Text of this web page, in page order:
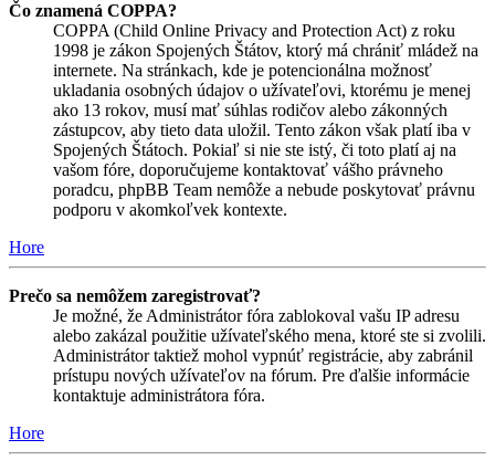
Čo znamená COPPA?
COPPA (Child Online Privacy and Protection Act) z roku
1998 je zákon Spojených Štátov, ktorý má chrániť mládež na
internete. Na stránkach, kde je potencionálna možnosť
ukladania osobných údajov o užívateľovi, ktorému je menej
ako 13 rokov, musí mať súhlas rodičov alebo zákonných
zástupcov, aby tieto data uložil. Tento zákon však platí iba v
Spojených Štátoch. Pokiaľ si nie ste istý, či toto platí aj na
vašom fóre, doporučujeme kontaktovať vášho právneho
poradcu, phpBB Team nemôže a nebude poskytovať právnu
podporu v akomkoľvek kontexte.
Hore
Prečo sa nemôžem zaregistrovať?
Je možné, že Administrátor fóra zablokoval vašu IP adresu
alebo zakázal použitie užívateľského mena, ktoré ste si zvolili.
Administrátor taktiež mohol vypnúť registrácie, aby zabránil
prístupu nových užívateľov na fórum. Pre ďalšie informácie
kontaktuje administrátora fóra.
Hore